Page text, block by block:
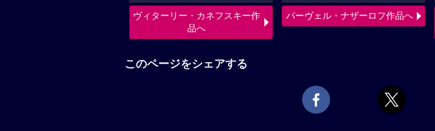
ヴィターリー・カネフスキー作
品へ
パーヴェル・ナザーロフ作品へ
このページをシェアする